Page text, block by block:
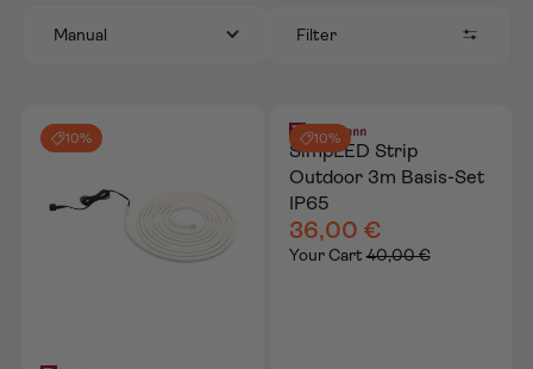
Manual Filter
10% 10%
SimpLED Strip
Outdoor 3m Basis-Set
IP65
36,00 €
Your Cart40,00 €